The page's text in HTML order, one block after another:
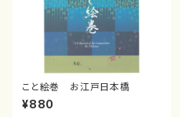
こと絵巻 お江戸日本橋
¥880